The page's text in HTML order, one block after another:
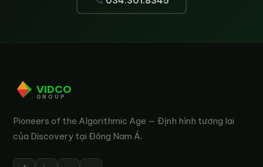
VIDCO
GROUP
Pioneers of the Algorithmic Age — Định hình tương lai
của Discovery tại Đông Nam Á.